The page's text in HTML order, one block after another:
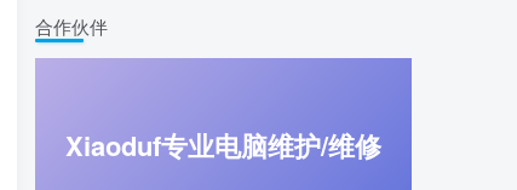
合作伙伴
Xiaoduf专业电脑维护/维修